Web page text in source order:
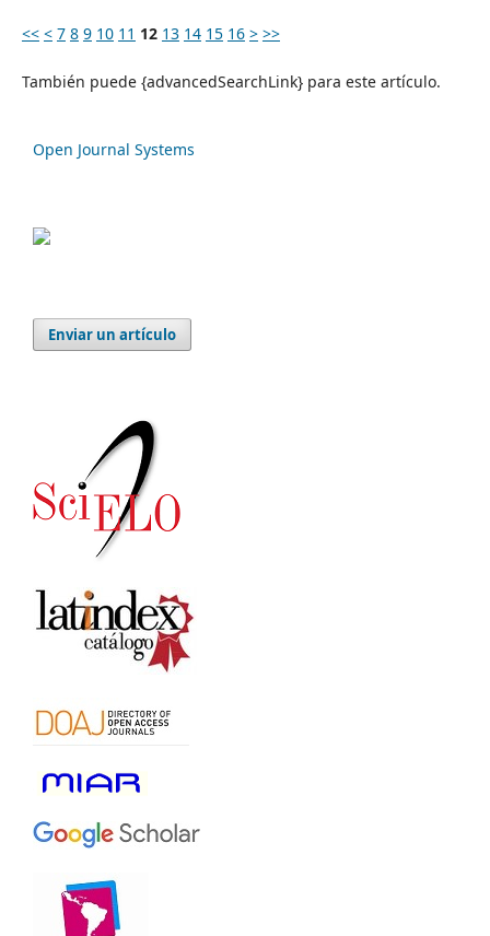
<< < 7 8 9 10 11 12 13 14 15 16 > >>
También puede {advancedSearchLink} para este artículo.
Open Journal Systems
Enviar un artículo